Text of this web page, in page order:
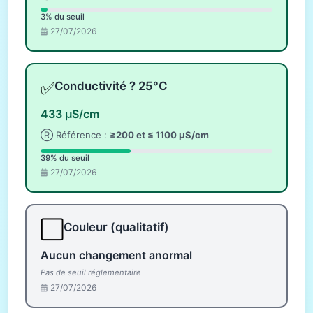
3% du seuil
27/07/2026
✅Conductivité ? 25°C
433 µS/cm
Ⓡ Référence : ≥200 et ≤ 1100 µS/cm
39% du seuil
27/07/2026
Couleur (qualitatif)
Aucun changement anormal
Pas de seuil réglementaire
27/07/2026